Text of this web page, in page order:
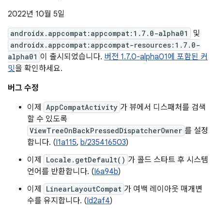
2022년 10월 5일
androidx.appcompat:appcompat:1.7.0-alpha01 및
androidx.appcompat:appcompat-resources:1.7.0-
alpha01 이 출시되었습니다. 버전 1.7.0-alpha01에 포함된 커
밋을 확인하세요.
버그 수정
이제
AppCompatActivity 가 뷰에서 디스패처를 검색
할 수 있도록
ViewTreeOnBackPressedDispatcherOwner 를 설정
합니다. (I1a115, b/235416503)
이제
Locale.getDefault() 가 콜드 스타트 후 시스템
언어를 반환합니다. (I6a94b)
이제
LinearLayoutCompat 가 여백 레이아웃 매개변
수를 유지합니다. (Id2af4)